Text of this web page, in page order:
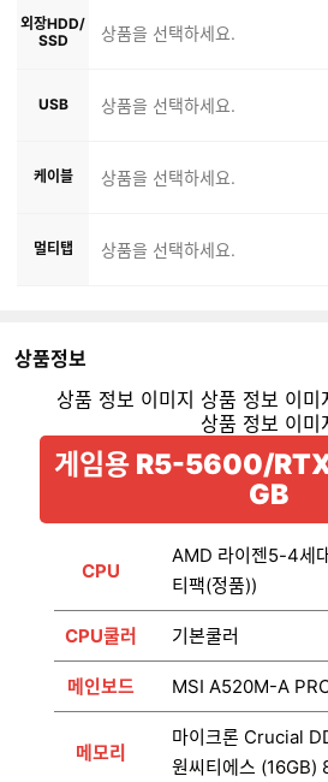
외장HDD/
SSD
상품을 선택하세요.
USB 상품을 선택하세요.
케이블 상품을 선택하세요.
멀티탭 상품을 선택하세요.
상품정보
게임용 R5-5600/
GB
CPU
AMD 라이젠5-4세
티팩(정품))
CPU쿨러 기본쿨러
메인보드 MSI A520M-A
메모리
마이크론 Crucial
원씨티에스 (16GB)